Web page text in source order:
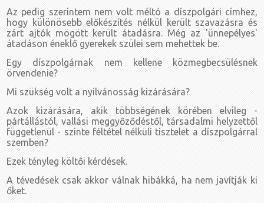
Az pedig szerintem nem volt méltó a díszpolgári címhez,
hogy különösebb előkészítés nélkül került szavazásra és
zárt ajtók mögött került átadásra. Még az 'ünnepélyes'
átadáson éneklő gyerekek szülei sem mehettek be.
Egy díszpolgárnak nem kellene közmegbecsülésnek
örvendenie?
Mi szükség volt a nyilvánosság kizárására?
Azok kizárására, akik többségének körében elvileg -
pártállástól, vallási meggyőződéstől, társadalmi helyzettől
függetlenül - szinte féltétel nélküli tisztelet a díszpolgárral
szemben?
Ezek tényleg költői kérdések.
A tévedések csak akkor válnak hibákká, ha nem javítják ki
őket.